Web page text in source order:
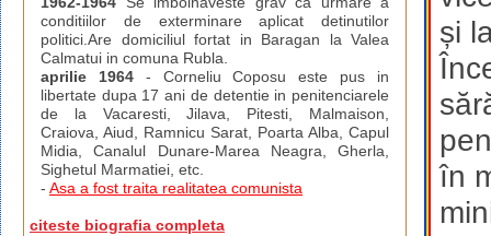
și
în
conditiilor de exterminare aplicat detinutilor
politici.Are domiciliul fortat in Baragan la Valea
Calmatui in comuna Rubla.
aprilie 1964- Corneliu Coposu este pus in
libertate dupa 17 ani de detentie in penitenciarele
de la Vacaresti, Jilava, Pitesti, Malmaison,
Craiova, Aiud, Ramnicu Sarat, Poarta Alba, Capul
Midia, Canalul Dunare-Marea Neagra, Gherla,
Sighetul Marmatiei, etc.
- Asa a fost traita realitatea comunista
citeste biografia completa